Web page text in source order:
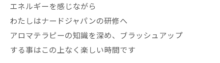
エネルギーを感じながら
わたしはナードジャパンの研修へ
アロマテラピーの知識を深め、ブラッシュアップ
する事はこの上なく楽しい時間です